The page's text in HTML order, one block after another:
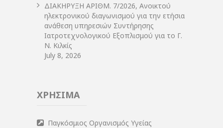
ΔIΑΚΗΡΥΞΗ ΑΡIΘΜ. 7/2026, Ανοικτού
ηλεκτρονικού διαγωνισμού για την ετήσια
ανάθεση υπηρεσιών Συντήρησης
Ιατροτεχνολογικού Εξοπλισμού για το Γ.
Ν. Κιλκίς
July 8, 2026
ΧΡΗΣΙΜΑ
Παγκόσμιος Οργανισμός Υγείας